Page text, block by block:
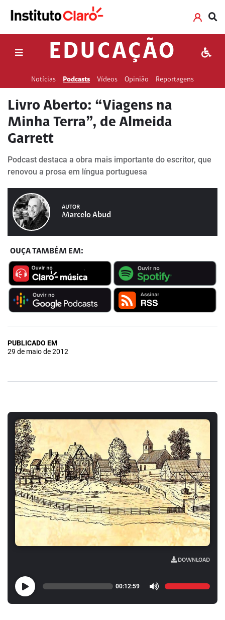
EDUCAÇÃO
Notícias Podcasts Vídeos Opinião Reportagens
Livro Aberto: “Viagens na
Minha Terra”, de Almeida
Garrett
Podcast destaca a obra mais importante do escritor, que
renovou a prosa em língua portuguesa
AUTOR
Marcelo Abud
OUÇA TAMBÉM EM:
PUBLICADO EM
29 de maio de 2012
DOWNLOAD
00:12:59